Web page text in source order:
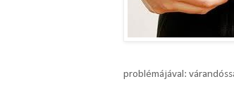
problémájával: